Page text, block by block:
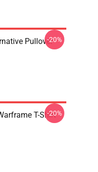
Pullover-20%
T-Shirt
-20%